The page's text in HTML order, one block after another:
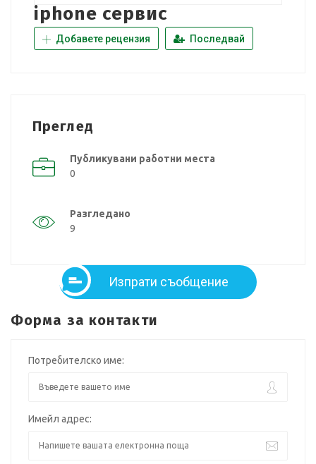
iphone сервис
Добавете рецензия Последвай
Преглед
Публикувани работни места
0
Разгледано
9
Изпрати съобщение
Форма за контакти
Потребителско име:
Имейл адрес: